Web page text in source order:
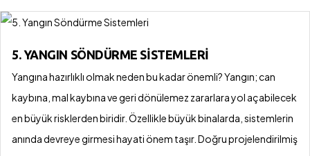
5. YANGIN SÖNDÜRME SISTEMLERI
Yangına hazırlıklı olmak neden bu kadar önemli? Yangın; can
kaybına, mal kaybına ve geri dönülemez zararlara yol açabilecek
en büyük risklerden biridir. Özellikle büyük binalarda, sistemlerin
anında devreye girmesi hayati önem taşır. Doğru projelendirilmiş